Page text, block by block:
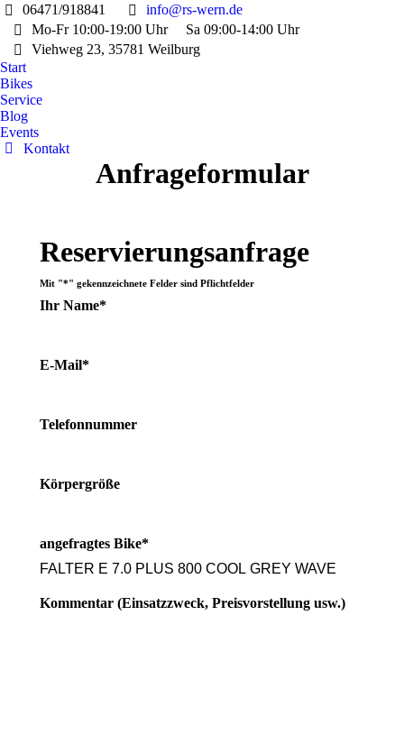
06471/918841
info@rs-wern.de
Mo-Fr 10:00-19:00 Uhr
Sa 09:00-14:00 Uhr
Viehweg 23, 35781 Weilburg
Start
Bikes
Service
Blog
Events
Kontakt
Anfrageformular
Reservierungsanfrage
Mit "*" gekennzeichnete Felder sind Pflichtfelder
Ihr Name*
E-Mail*
Telefonnummer
Körpergröße
angefragtes Bike*
Kommentar (Einsatzzweck, Preisvorstellung usw.)